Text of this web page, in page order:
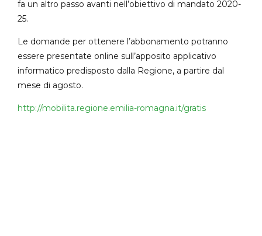
fa un altro passo avanti nell’obiettivo di mandato 2020-
25.
Le domande per ottenere l’abbonamento potranno
essere presentate online sull’apposito applicativo
informatico predisposto dalla Regione, a partire dal
mese di agosto.
http://mobilita.regione.emilia-romagna.it/gratis